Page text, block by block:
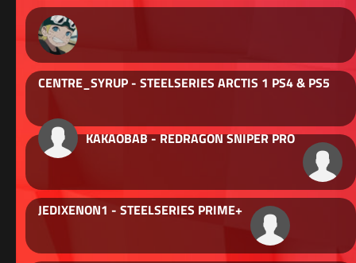
CENTRE_SYRUP - STEELSERIES ARCTIS 1 PS4 & PS5
KAKAOBAB - REDRAGON SNIPER PRO
JEDIXENON1 - STEELSERIES PRIME+